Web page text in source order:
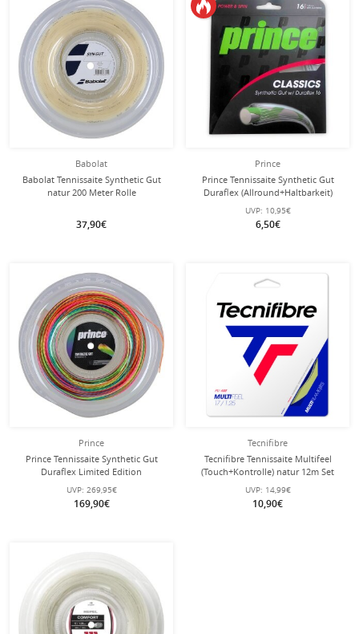
Babolat
Babolat Tennissaite Synthetic Gut
natur 200 Meter Rolle
37,90€
Prince
Prince Tennissaite Synthetic Gut
Duraflex (Allround+Haltbarkeit)
platinum 12m Set
UVP: 10,95€
6,50€
Prince
Prince Tennissaite Synthetic Gut
Duraflex Limited Edition
(Allround+Haltbarkeit) bunt 200
Meter Rolle
UVP: 269,95€
169,90€
Tecnifibre
Tecnifibre Tennissaite Multifeel
(Touch+Kontrolle) natur 12m Set
UVP: 14,99€
10,90€